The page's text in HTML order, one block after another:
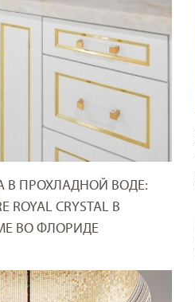
В ПРОХЛАДНОЙ ВОДЕ:
CRYSTAL В
ВО ФЛОРИДЕ